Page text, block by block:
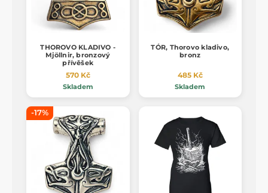
THOROVO KLADIVO -
Mjöllnir, bronzový
přívěšek
570 Kč
Skladem
TÓR, Thorovo kladivo,
bronz
485 Kč
Skladem
-17%